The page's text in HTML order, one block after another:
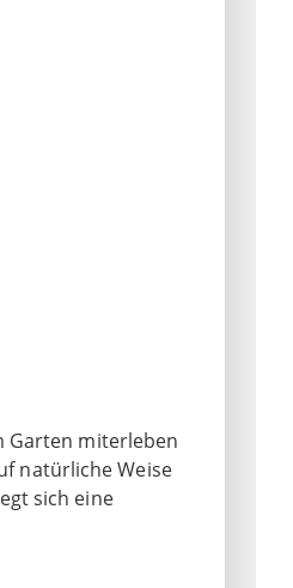
Garten miterleben
natürliche Weise
sich eine